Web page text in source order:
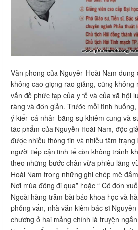
Văn phong của Nguyễn Hoài Nam dung
không cao giọng rao giảng, cũng không
vấn đề phức tạp của y tế và của xã hội
ràng và đơn giản. Trước mỗi tình
ý kiến cá nhân bằng sự khiêm cung và
tác phẩm của Nguyễn Hoài Nam, độc
được nhiều thông tin và nhiều tâm
người tiếp cận tinh tế còn không tránh
theo những bước chân vừa phiêu lãng
Hoài Nam trong những ghi chép mê đắm
Nơi mùa đông đi qua” hoặc “ Cô đơn
Ngoài hàng trăm bài báo khoa học và
phỏng vấn, nhà văn kiêm bác sĩ
chương ở hai mảng chính là truyện